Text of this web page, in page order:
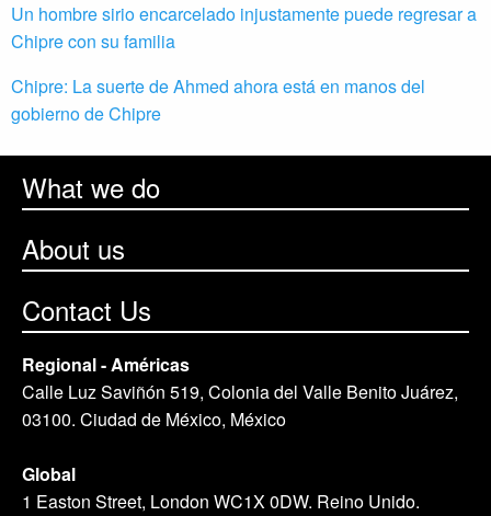
Un hombre sirio encarcelado injustamente puede regresar a
Chipre con su familia
Chipre: La suerte de Ahmed ahora está en manos del
gobierno de Chipre
What we do
About us
Contact Us
Regional - Américas
Calle Luz Saviñón 519, Colonia del Valle Benito Juárez,
03100. Ciudad de México, México
Global
1 Easton Street, London WC1X 0DW. Reino Unido.